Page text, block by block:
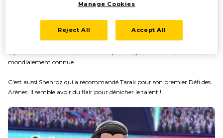
LE PRÉSIDENT SHEHROZ
Shehroz est le président de la Ligue Pokémon de Galar, ainsi que le PDG
d'un vaste conglomérat. C'est grâce à son idée d'utiliser le phénomène
Dynamax lors des combats d'Arène que la Ligue de Galar est devenue
mondialement connue.
C'est aussi Shehroz qui a recommandé Tarak pour son premier Défi des
Arènes. Il semble avoir du flair pour dénicher le talent !
Manage Cookies
Reject All Accept All